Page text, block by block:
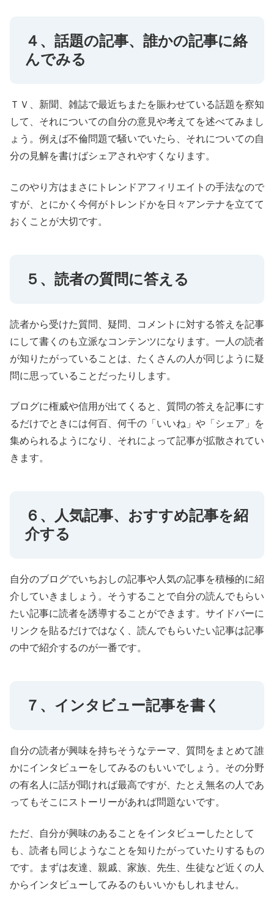
４、話題の記事、誰かの記事に絡
んでみる
ＴＶ、新聞、雑誌で最近ちまたを賑わせている話題を察知
して、それについての自分の意見や考えてを述べてみまし
ょう。例えば不倫問題で騒いでいたら、それについての自
分の見解を書けばシェアされやすくなります。
このやり方はまさにトレンドアフィリエイトの手法なので
すが、とにかく今何がトレンドかを日々アンテナを立てて
おくことが大切です。
５、読者の質問に答える
読者から受けた質問、疑問、コメントに対する答えを記事
にして書くのも立派なコンテンツになります。一人の読者
が知りたがっていることは、たくさんの人が同じように疑
問に思っていることだったりします。
ブログに権威や信用が出てくると、質問の答えを記事にす
るだけでときには何百、何千の「いいね」や「シェア」を
集められるようになり、それによって記事が拡散されてい
きます。
６、人気記事、おすすめ記事を紹
介する
自分のブログでいちおしの記事や人気の記事を積極的に紹
介していきましょう。そうすることで自分の読んでもらい
たい記事に読者を誘導することができます。サイドバーに
リンクを貼るだけではなく、読んでもらいたい記事は記事
の中で紹介するのが一番です。
７、インタビュー記事を書く
自分の読者が興味を持ちそうなテーマ、質問をまとめて誰
かにインタビューをしてみるのもいいでしょう。その分野
の有名人に話が聞ければ最高ですが、たとえ無名の人であ
ってもそこにストーリーがあれば問題ないです。
ただ、自分が興味のあることをインタビューしたとして
も、読者も同じようなことを知りたがっていたりするもの
です。まずは友達、親戚、家族、先生、生徒など近くの人
からインタビューしてみるのもいいかもしれません。